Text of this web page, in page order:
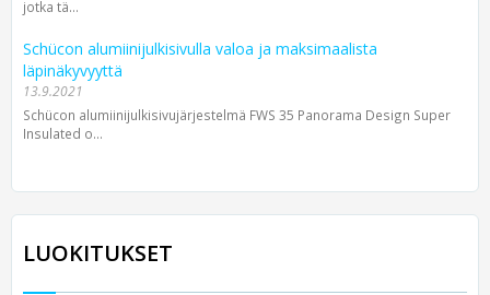
jotka tä...
Schücon alumiinijulkisivulla valoa ja maksimaalista
läpinäkyvyyttä
13.9.2021
Schücon alumiinijulkisivujärjestelmä FWS 35 Panorama Design Super
Insulated o...
LUOKITUKSET